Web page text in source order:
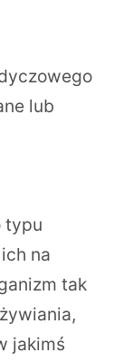
lub
typu
na
tak
jakimś